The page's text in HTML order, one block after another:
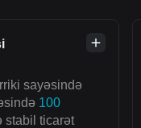
sayəsində
100
stabil ticarət